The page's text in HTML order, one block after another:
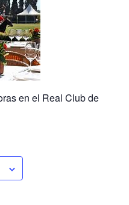
en el Real Club de